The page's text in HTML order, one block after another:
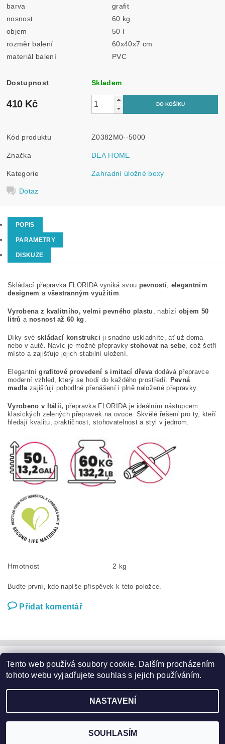
barva
grafit
nosnost
60 kg
objem
50 l
rozměr balení
60x40x7 cm
materiál balení
PVC
Dostupnost Skladem
410 Kč
Kód produktu Z0382M0--5000
Značka DEA HOME
Kategorie Zahradní úložné boxy
Dotaz
POPIS
PARAMETRY
DISKUZE
Skládací přepravka FLORIDA vyniká svou pevností, elegantním
designem a všestranným využitím.
Vyrobena z kvalitního, velmi pevného plastu , nabízí objem 50
litrů a nosnost až 60 kg .
Díky své skládací konstrukci ji snadno uskladníte, ať už doma
nebo v autě. Navíc je možné přepravky stohovat na sebe, což šetří
místo a zajišťuje jejich stabilní uložení.
Elegantní grafitové provedení s imitací dřeva dodává přepravce
moderní vzhled, který se hodí do každého prostředí. Pevná
madla zajišťují pohodlné přenášení i plně naložené přepravky.
Vyrobeno v Itálii, přepravka FLORIDA je ideálním nástupcem
klasických zelených přepravek na ovoce. Skvělé řešení pro ty, kteří
hledají kvalitu, praktičnost, stohovatelnost a styl v jednom.
Hmotnost 2 kg
Buďte první, kdo napíše příspěvek k této položce.
Přidat komentář
Zahradní nábytek | Zahradní křesla | Zahradní stoly |
Zahradní sedací soupravy | Zahradní houpačky | Zahradní lehátka
| Slunečníky a podstavce Květináče | Domácí potřeby | Značky
2026 ©Garden24.cz, všechna práva vyhrazena
Vytvořil Shoptet
Tento web používá soubory cookie. Dalším procházením
tohoto webu vyjadřujete souhlas s jejich používáním.
NASTAVENÍ
SOUHLASÍM